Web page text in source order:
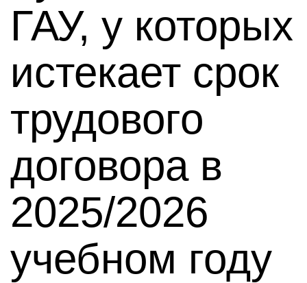
ГАУ, у которых
истекает срок
трудового
договора в
2025/2026
учебном году